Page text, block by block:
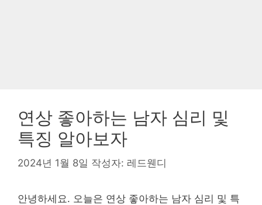
연상 좋아하는 남자 심리 및
특징 알아보자
2024년 1월 8일 작성자: 레드웬디
안녕하세요. 오늘은 연상 좋아하는 남자 심리 및 특